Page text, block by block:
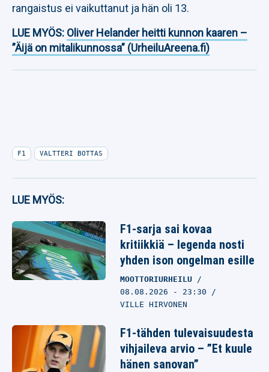
rangaistus ei vaikuttanut ja hän oli 13.
LUE MYÖS: Oliver Helander heitti kunnon kaaren –
”Äijä on mitalikunnossa” (UrheiluAreena.fi)
F1 VALTTERI BOTTAS
LUE MYÖS:
F1-sarja sai kovaa
kritiikkiä – legenda nosti
yhden ison ongelman esille
MOOTTORIURHEILU
08.08.2026 - 23:30
VILLE HIRVONEN
F1-tähden tulevaisuudesta
vihjaileva arvio – ”Et kuule
hänen sanovan”